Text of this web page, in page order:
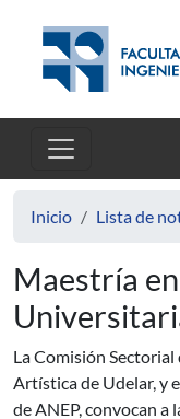
Inicio Lista de
Maestría
La Comisión Sectorial
Artística de Udelar, y
de ANEP, convocan a